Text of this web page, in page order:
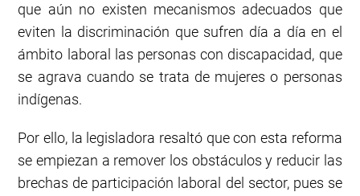
que aún no existen mecanismos adecuados que
eviten la discriminación que sufren día a día en el
ámbito laboral las personas con discapacidad, que
se agrava cuando se trata de mujeres o personas
indígenas.
Por ello, la legisladora resaltó que con esta reforma
se empiezan a remover los obstáculos y reducir las
brechas de participación laboral del sector, pues se